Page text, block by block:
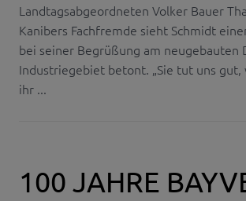
Landtagsabgeordneten Volker Bauer
Kanibers Fachfremde sieht Schmidt
bei seiner Begrüßung am neugebauten
Industriegebiet betont. „Sie tut uns gut,
ihr ...
100 JAHRE